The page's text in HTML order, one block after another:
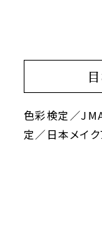
色彩検定／
定／日本メイ